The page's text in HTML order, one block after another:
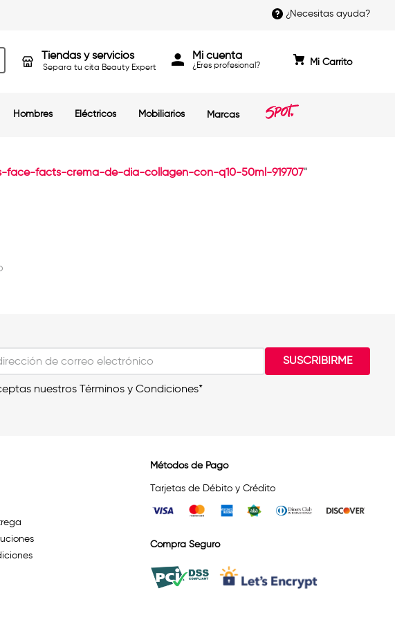
¿Necesitas ayuda?
Tiendas y servicios
Separa tu cita Beauty Expert
Mi cuenta
Hombres Eléctricos Mobiliarios Marcas
face-facts-crema-de-dia-collagen-con-q10-50ml-919707"
SUSCRIBIRME
nuestros Términos y Condiciones*
Métodos de Pago
Tarjetas de Débito y Crédito
Compra Seguro